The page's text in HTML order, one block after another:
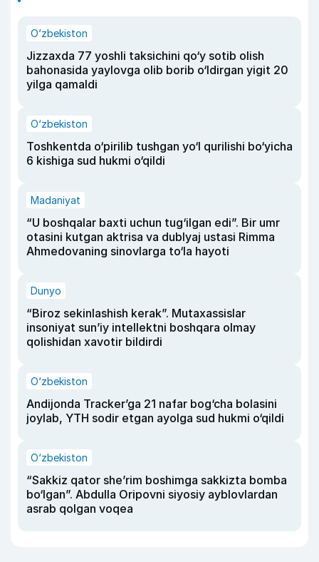
O‘zbekiston
Jizzaxda 77 yoshli taksichini qo‘y sotib olish
bahonasida yaylovga olib borib o‘ldirgan yigit 20
yilga qamaldi
O‘zbekiston
Toshkentda o‘pirilib tushgan yo‘l qurilishi bo‘yicha
6 kishiga sud hukmi o‘qildi
Madaniyat
“U boshqalar baxti uchun tug‘ilgan edi”. Bir umr
otasini kutgan aktrisa va dublyaj ustasi Rimma
Ahmedovaning sinovlarga to‘la hayoti
Dunyo
“Biroz sekinlashish kerak”. Mutaxassislar
insoniyat sun’iy intellektni boshqara olmay
qolishidan xavotir bildirdi
O‘zbekiston
Andijonda Tracker’ga 21 nafar bog‘cha bolasini
joylab, YTH sodir etgan ayolga sud hukmi o‘qildi
O‘zbekiston
“Sakkiz qator she’rim boshimga sakkizta bomba
bo‘lgan”. Abdulla Oripovni siyosiy ayblovlardan
asrab qolgan voqea